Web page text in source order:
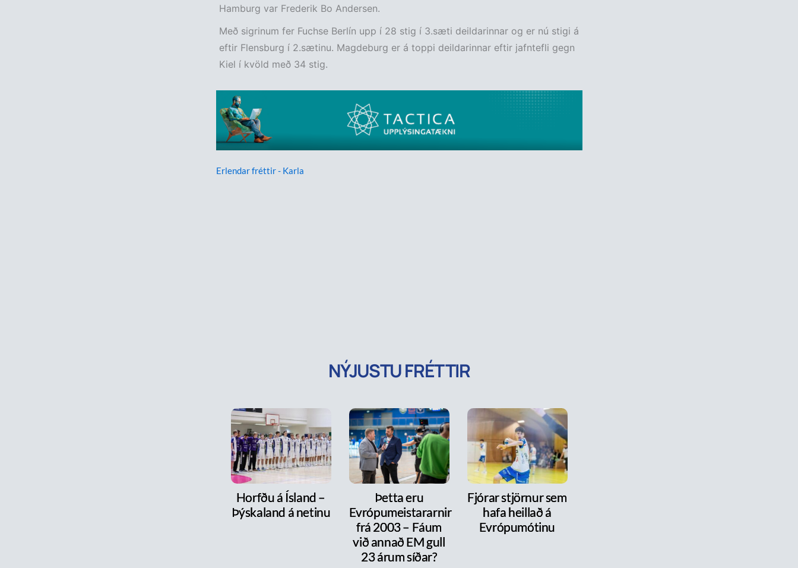
Hamburg var Frederik Bo Andersen.
Með sigrinum fer Fuchse Berlín upp í 28 stig í 3.sæti deildarinnar og er nú stigi á
eftir Flensburg í 2.sætinu. Magdeburg er á toppi deildarinnar eftir jafntefli gegn
Kiel í kvöld með 34 stig.
Erlendar fréttir - Karla
NÝJUSTU FRÉTTIR
Horfðu á Ísland –
Þýskaland á netinu
Þetta eru
Evrópumeistararnir
frá 2003 – Fáum
við annað EM gull
23 árum síðar?
Fjórar stjörnur sem
hafa heillað á
Evrópumótinu